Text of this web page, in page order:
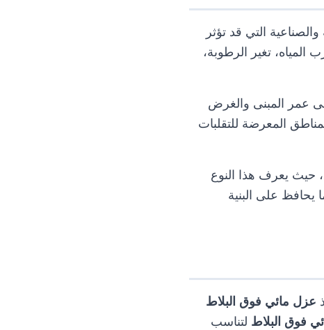
التي قد تؤثر
تغير الرطوبة،
عمر المبنى والغرض
المعرضة للتقلبات
حيث يعرف هذا النوع
على البنية
عزل مائي فوق البلاط
فوق البلاط لتناسب